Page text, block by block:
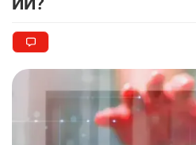
10
🇫🇷 Клуб ПСЖ объявил
футбольной академии в
2542 2